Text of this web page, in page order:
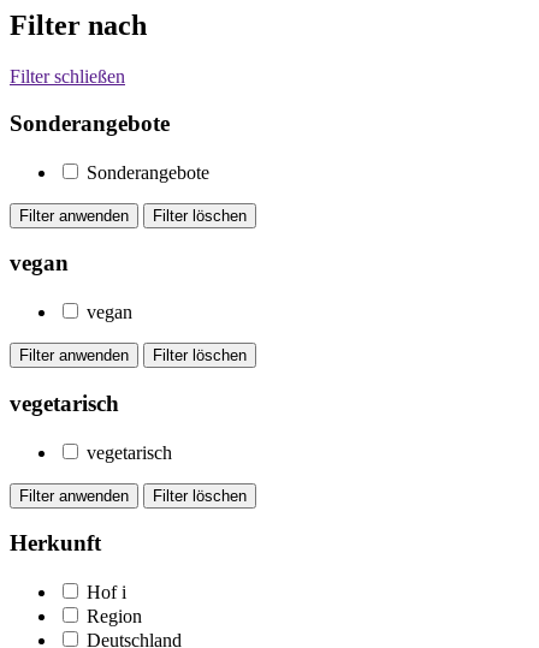
Filter nach
Filter schließen
Sonderangebote
Sonderangebote
vegan
vegan
vegetarisch
vegetarisch
Herkunft
Hof i
Region
Deutschland